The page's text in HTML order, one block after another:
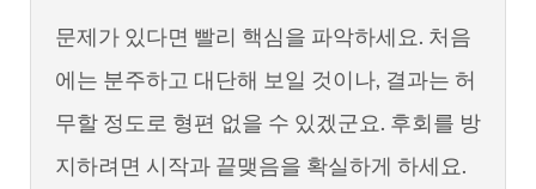
문제가 있다면 빨리 핵심을 파악하세요. 처음
에는 분주하고 대단해 보일 것이나, 결과는 허
무할 정도로 형편 없을 수 있겠군요. 후회를 방
지하려면 시작과 끝맺음을 확실하게 하세요.